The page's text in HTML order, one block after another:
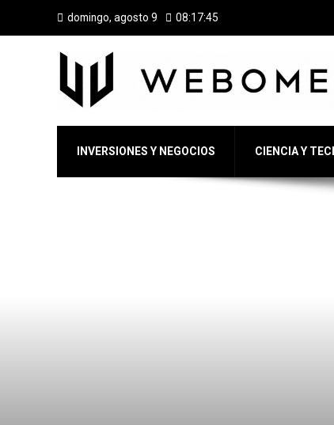
domingo, agosto 9 08:17:46
INVERSIONES Y NEGOCIOS CIENCIA Y